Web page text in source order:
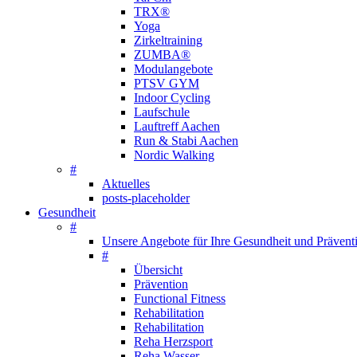
TRX®
Yoga
Zirkeltraining
ZUMBA®
Modulangebote
PTSV GYM
Indoor Cycling
Laufschule
Lauftreff Aachen
Run & Stabi Aachen
Nordic Walking
#
Aktuelles
posts-placeholder
Gesundheit
#
Unsere Angebote für Ihre Gesundheit und
#
Übersicht
Prävention
Functional Fitness
Rehabilitation
Rehabilitation
Reha Herzsport